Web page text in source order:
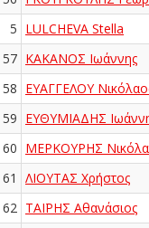
5 LULCHEVA Stella
57 ΚΑΚΑΝΟΣ Ιωάννης
58 ΕΥΑΓΓΕΛΟΥ
59 ΕΥΘΥΜΙΑΔΗΣ
60 ΜΕΡΚΟΥΡΗΣ
61 ΛΙΟΥΤΑΣ Χρήστος
62 ΤΑΪΡΗΣ Αθανάσιος